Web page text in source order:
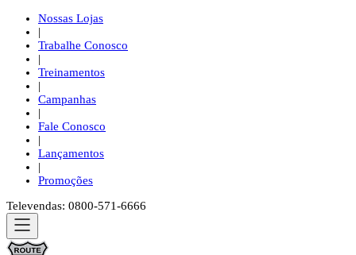
Nossas Lojas
|
Trabalhe Conosco
|
Treinamentos
|
Campanhas
|
Fale Conosco
|
Lançamentos
|
Promoções
Televendas: 0800-571-6666